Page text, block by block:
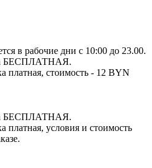
в рабочие дни с 10:00 до 23.00.
БЕСПЛАТНАЯ.
платная, стоимость - 12 BYN
БЕСПЛАТНАЯ.
платная, условия и стоимость